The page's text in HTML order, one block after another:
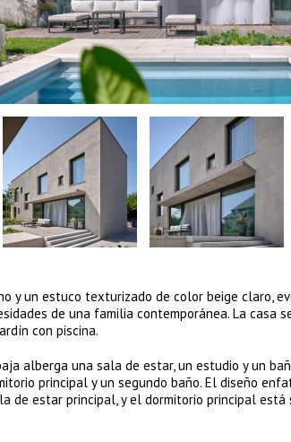
y un estuco texturizado de color beige claro,
de una familia contemporánea. La casa
con piscina.
alberga una sala de estar, un estudio y un
principal y un segundo baño. El diseño
de estar principal, y el dormitorio principal está